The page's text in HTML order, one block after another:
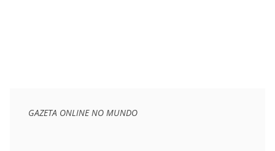
GAZETA ONLINE NO MUNDO